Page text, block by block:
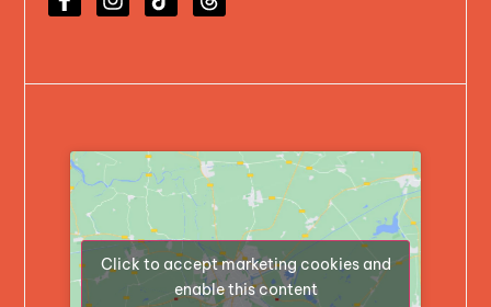
Click to accept marketing cookies and
enable this content